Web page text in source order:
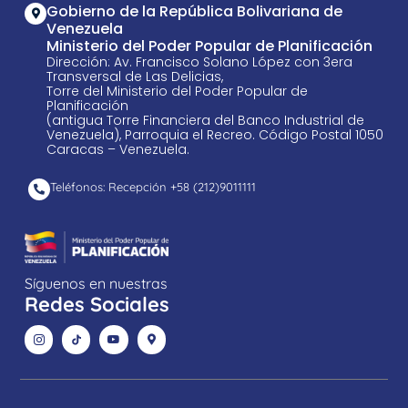
Gobierno de la República Bolivariana de
Venezuela
Ministerio del Poder Popular de Planificación
Dirección: Av. Francisco Solano López con 3era
Transversal de Las Delicias,
Torre del Ministerio del Poder Popular de
Planificación
(antigua Torre Financiera del Banco Industrial de
Venezuela), Parroquia el Recreo. Código Postal 1050
Caracas – Venezuela.
Teléfonos: Recepción +58 ​(212)9011111
Síguenos en nuestras
Redes Sociales